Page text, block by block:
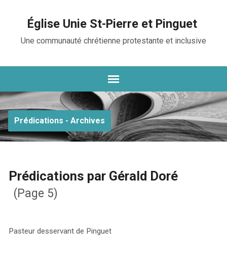
Église Unie St-Pierre et Pinguet
Une communauté chrétienne protestante et inclusive
Prédications - Archives
Prédications par Gérald Doré
(Page 5)
Pasteur desservant de Pinguet